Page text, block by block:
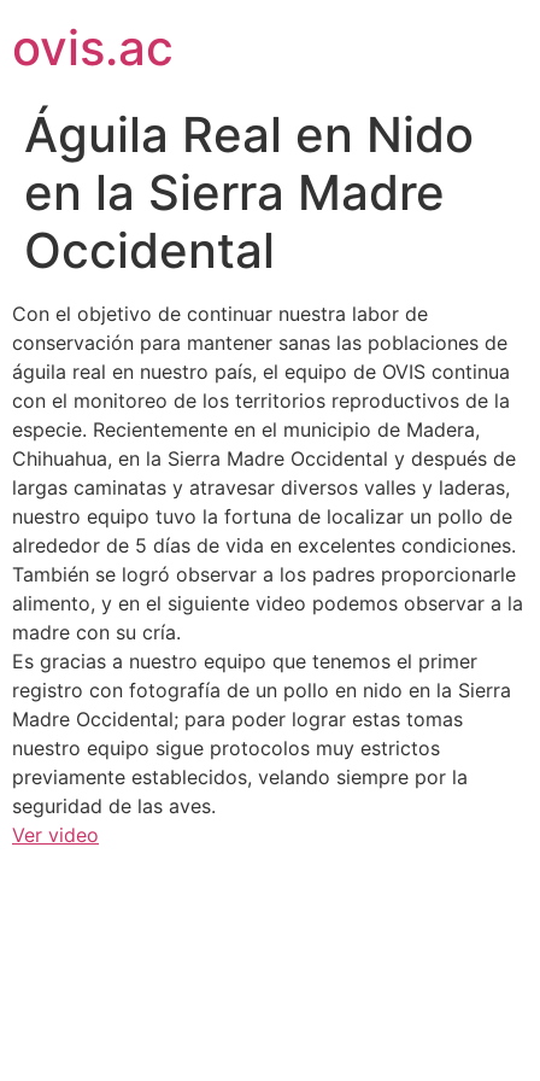
ovis.ac
Águila Real en Nido
en la Sierra Madre
Occidental
Con el objetivo de continuar nuestra labor de
conservación para mantener sanas las poblaciones de
águila real en nuestro país, el equipo de OVIS continua
con el monitoreo de los territorios reproductivos de la
especie. Recientemente en el municipio de Madera,
Chihuahua, en la Sierra Madre Occidental y después de
largas caminatas y atravesar diversos valles y laderas,
nuestro equipo tuvo la fortuna de localizar un pollo de
alrededor de 5 días de vida en excelentes condiciones.
También se logró observar a los padres proporcionarle
alimento, y en el siguiente video podemos observar a la
madre con su cría.
Es gracias a nuestro equipo que tenemos el primer
registro con fotografía de un pollo en nido en la Sierra
Madre Occidental; para poder lograr estas tomas
nuestro equipo sigue protocolos muy estrictos
previamente establecidos, velando siempre por la
seguridad de las aves.
Ver video